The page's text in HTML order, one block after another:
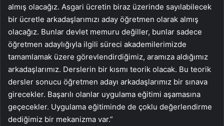
almış olacağız. Asgari ücretin biraz üzerinde sayılabilecek
bir ücretle arkadaşlarımızı aday öğretmen olarak almış
olacağız. Bunlar devlet memuru değiller, bunlar sadece
öğretmen adaylığıyla ilgili süreci akademilerimizde
tamamlamak üzere görevlendirdiğimiz, aramıza aldığımız
arkadaşlarımız. Derslerin bir kısmı teorik olacak. Bu teorik
dersler sonucu öğretmen adayı arkadaşlarımız bir sınava
girecekler. Başarılı olanlar uygulama eğitimi aşamasına
geçecekler. Uygulama eğitiminde de çoklu değerlendirme
dediğimiz bir mekanizma var.”